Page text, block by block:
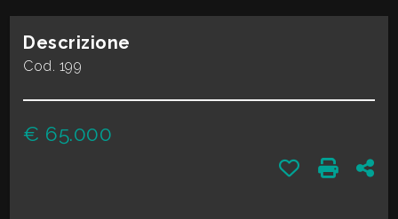
Descrizione
Cod. 199
€ 65.000
Stampa:
Preferiti: Cod.
DIVENTA
UN
LAVORA
multiscelta